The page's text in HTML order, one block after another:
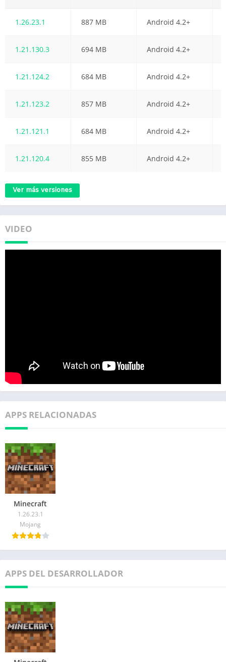
1.26.23.1 887 MB Android 4.2+
1.21.130.3 694 MB Android 4.2+
1.21.124.2 684 MB Android 4.2+
1.21.123.2 857 MB Android 4.2+
1.21.121.1 684 MB Android 4.2+
1.21.120.4 855 MB Android 4.2+
Ver más versiones
VIDEO
APPS RELACIONADAS
Minecraft
1.26.23.1
Mojang
APPS DEL DESARROLLADOR